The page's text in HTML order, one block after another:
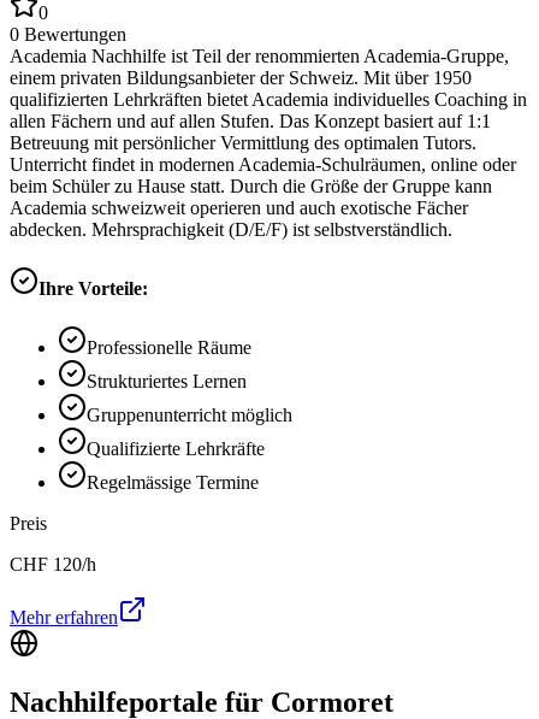
0
0 Bewertungen
Academia Nachhilfe ist Teil der renommierten Academia-Gruppe,
einem privaten Bildungsanbieter der Schweiz. Mit über 1950
qualifizierten Lehrkräften bietet Academia individuelles Coaching in
allen Fächern und auf allen Stufen. Das Konzept basiert auf 1:1
Betreuung mit persönlicher Vermittlung des optimalen Tutors.
Unterricht findet in modernen Academia-Schulräumen, online oder
beim Schüler zu Hause statt. Durch die Größe der Gruppe kann
Academia schweizweit operieren und auch exotische Fächer
abdecken. Mehrsprachigkeit (D/E/F) ist selbstverständlich.
Ihre Vorteile:
Professionelle Räume
Strukturiertes Lernen
Gruppenunterricht möglich
Qualifizierte Lehrkräfte
Regelmässige Termine
Preis
CHF 120/h
Mehr erfahren
Nachhilfeportale für Cormoret